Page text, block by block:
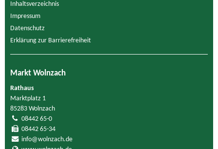
Inhaltsverzeichnis
Impressum
Datenschutz
Erklärung zur Barrierefreiheit
Markt Wolnzach
Rathaus
Marktplatz 1
85283 Wolnzach
08442 65-0
08442 65-34
info@wolnzach.de